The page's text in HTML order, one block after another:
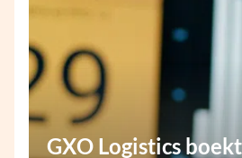
GXO Logistics